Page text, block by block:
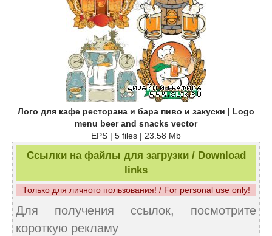
Лого для кафе ресторана и бара пиво и закуски | Logo
menu beer and snacks vector
EPS | 5 files | 23.58 Mb
Ссылки на файлы для загрузки / Download
links
Только для личного пользования! / For personal use only!
Для получения ссылок, посмотрите
короткую рекламу